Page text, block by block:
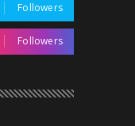
Followers
Followers